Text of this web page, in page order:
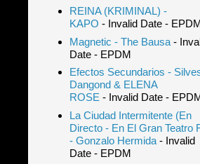
REINA (KRIMINAL) -
KAPO - Invalid Date-
Magnetic - The Bausa-
Date- EPDM
Efectos Secundarios -
Dangond & ELENA
ROSE - Invalid Date-
La Ciudad Intermitente (En
Directo - En El Gran Teatro
- Gonzalo Hermida- Invalid
Date- EPDM